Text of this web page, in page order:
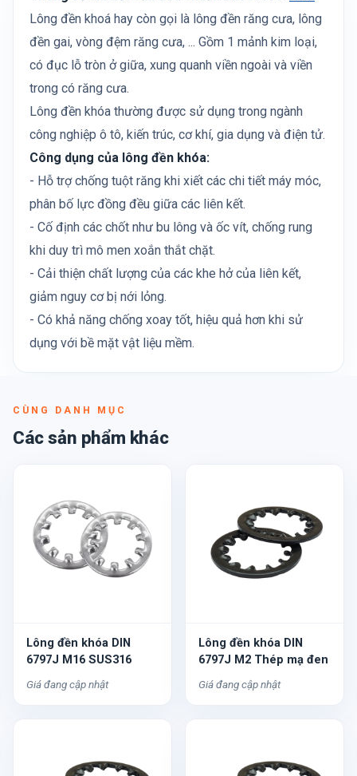
Lông đền khoá hay còn gọi là lông đền răng cưa, lông
đền gai, vòng đệm răng cưa, ... Gồm 1 mảnh kim loại,
có đục lỗ tròn ở giữa, xung quanh viền ngoài và viền
trong có răng cưa.
Lông đền khóa thường được sử dụng trong ngành
công nghiệp ô tô, kiến trúc, cơ khí, gia dụng và điện tử.
Công dụng của lông đền khóa:
- Hỗ trợ chống tuột răng khi xiết các chi tiết máy móc,
phân bố lực đồng đều giữa các liên kết.
- Cố định các chốt như bu lông và ốc vít, chống rung
khi duy trì mô men xoắn thắt chặt.
- Cải thiện chất lượng của các khe hở của liên kết,
giảm nguy cơ bị nới lỏng.
- Có khả năng chống xoay tốt, hiệu quả hơn khi sử
dụng với bề mặt vật liệu mềm.
CÙNG DANH MỤC
Các sản phẩm khác
Lông đền khóa DIN
6797J M16 SUS316
Giá đang cập nhật
Lông đền khóa DIN
6797J M2 Thép mạ đen
Giá đang cập nhật